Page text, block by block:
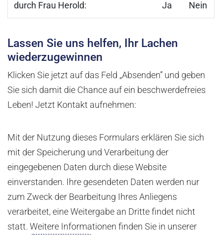
durch Frau Herold:
Ja Nein
Lassen Sie uns helfen, Ihr Lachen
wiederzugewinnen
Klicken Sie jetzt auf das Feld „Absenden” und geben
Sie sich damit die Chance auf ein beschwerdefreies
Leben! Jetzt Kontakt aufnehmen:
Mit der Nutzung dieses Formulars erklären Sie sich
mit der Speicherung und Verarbeitung der
eingegebenen Daten durch diese Website
einverstanden. Ihre gesendeten Daten werden nur
zum Zweck der Bearbeitung Ihres Anliegens
verarbeitet, eine Weitergabe an Dritte findet nicht
statt. Weitere Informationen finden Sie in unserer